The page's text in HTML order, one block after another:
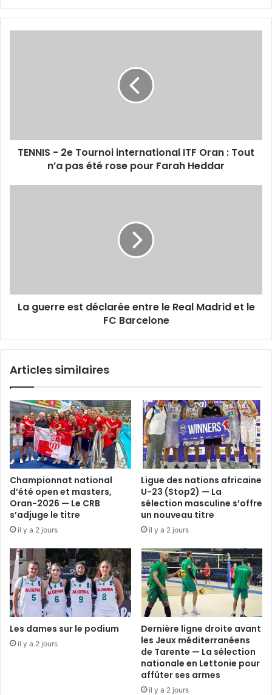
Tout
n’aTENNIS - 2e Tournoi international ITF Oran : Tout
n’a pas été rose pour Farah Heddar
et
La guerre est déclarée entre le Real Madrid et le
FC Barcelone
Articles similaires
Championnat national
d’été open et masters,
Oran-2026 — Le CRB
s’adjuge le titre
il y a 2 jours
Ligue des nations africaine
U-23 (Stop2) — La
sélection masculine s’offre
un nouveau titre
il y a 2 jours
Les dames sur le podium
il y a 2 jours
Dernière ligne droite avant
les Jeux méditerranéens
de Tarente — La sélection
nationale en Lettonie pour
affûter ses armes
il y a 2 jours